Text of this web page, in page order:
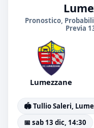
Pronostico,
Previa
Lumezzane
🏟️ Tullio Saleri,
📅 sab 13 dic, 14:30